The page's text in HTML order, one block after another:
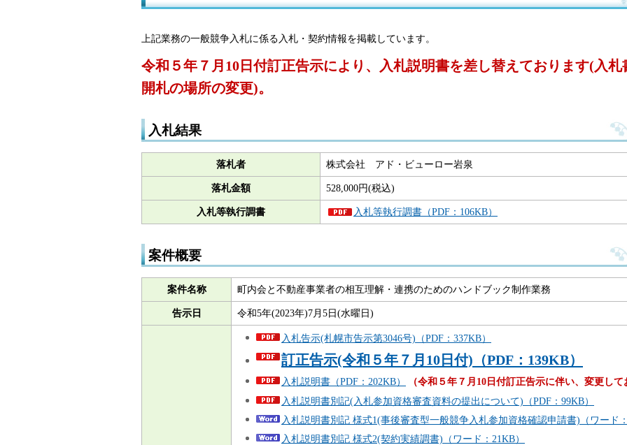
上記業務の一般競争入札に係る入札・契約情報を掲載しています。
令和５年７月10日付訂正告示により、入札説明書を差し替えております(入
開札の場所の変更)。
入札結果
落札者 株式会社 アド・ビューロー岩泉
落札金額 528,000円(税込)
入札等執行調書 入札等執行調書（PDF：106KB）
案件概要
案件名称 町内会と不動産事業者の相互理解・連携のためのハンドブック制作業務
告示日 令和5年(2023年)7月5日(水曜日)
入札告示(札幌市告示第3046号)（PDF：337KB）
訂正告示(令和５年７月10日付)（PDF：139KB）
入札説明書（PDF：202KB）
（令和５年７月10日付訂正告示に伴い、変更し
入札説明書別記(入札参加資格審査資料の提出について)（PDF：99KB）
入札説明書別記 様式1(事後審査型一般競争入札参加資格確認申請書)（ワード
入札説明書別記 様式2(契約実績調書)（ワード：21KB）